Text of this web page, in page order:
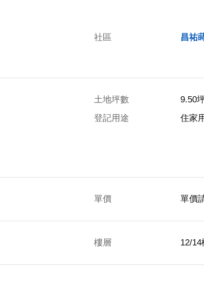
社區 昌祐
土地坪數
9.50
登記用途
住家
單價 單價
樓層 12/14